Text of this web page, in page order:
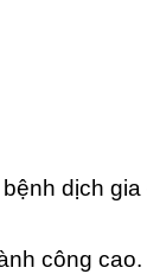
dịch
công